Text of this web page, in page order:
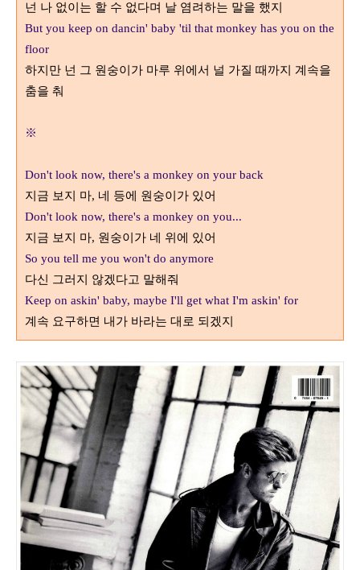
넌 나 없이는 할 수 없다며 날 염려하는 말을 했지
But you keep on dancin' baby 'til that monkey has you on the
floor
하지만 넌 그 원숭이가 마루 위에서 널 가질 때까지 계속을
춤을 춰
※
Don't look now, there's a monkey on your back
지금 보지 마, 네 등에 원숭이가 있어
Don't look now, there's a monkey on you...
지금 보지 마, 원숭이가 네 위에 있어
So you tell me you won't do anymore
다신 그러지 않겠다고 말해줘
Keep on askin' baby, maybe I'll get what I'm askin' for
계속 요구하면 내가 바라는 대로 되겠지